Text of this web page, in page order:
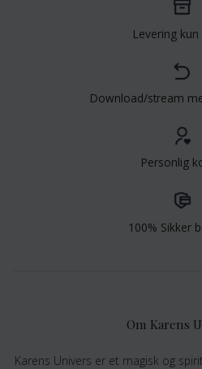
Levering kun
Download/stream
Personlig
100% Sikker
Om Karens
Karens Univers er et magisk og